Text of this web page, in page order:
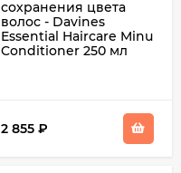
сохранения цвета
волос - Davines
Essential Haircare Minu
Conditioner 250 мл
2 855 ₽